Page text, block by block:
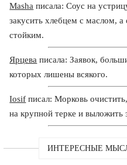
Masha писала: Соус на
закусить хлебцем с маслом,
стойким.
Ярцева писала: Заявок,
которых лишены всякого.
Iosif писал: Морковь
на крупной терке и выложить
ИНТЕРЕСНЫЕ